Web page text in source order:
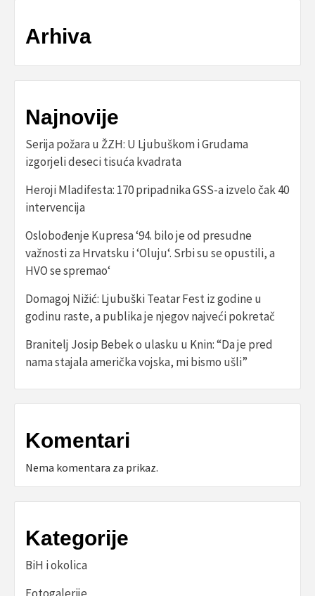
Arhiva
Najnovije
Serija požara u ŽZH: U Ljubuškom i Grudama
izgorjeli deseci tisuća kvadrata
Heroji Mladifesta: 170 pripadnika GSS-a izvelo čak 40
intervencija
Oslobođenje Kupresa ‘94. bilo je od presudne
važnosti za Hrvatsku i ‘Oluju‘. Srbi su se opustili, a
HVO se spremao‘
Domagoj Nižić: Ljubuški Teatar Fest iz godine u
godinu raste, a publika je njegov najveći pokretač
Branitelj Josip Bebek o ulasku u Knin: “Da je pred
nama stajala američka vojska, mi bismo ušli”
Komentari
Nema komentara za prikaz.
Kategorije
BiH i okolica